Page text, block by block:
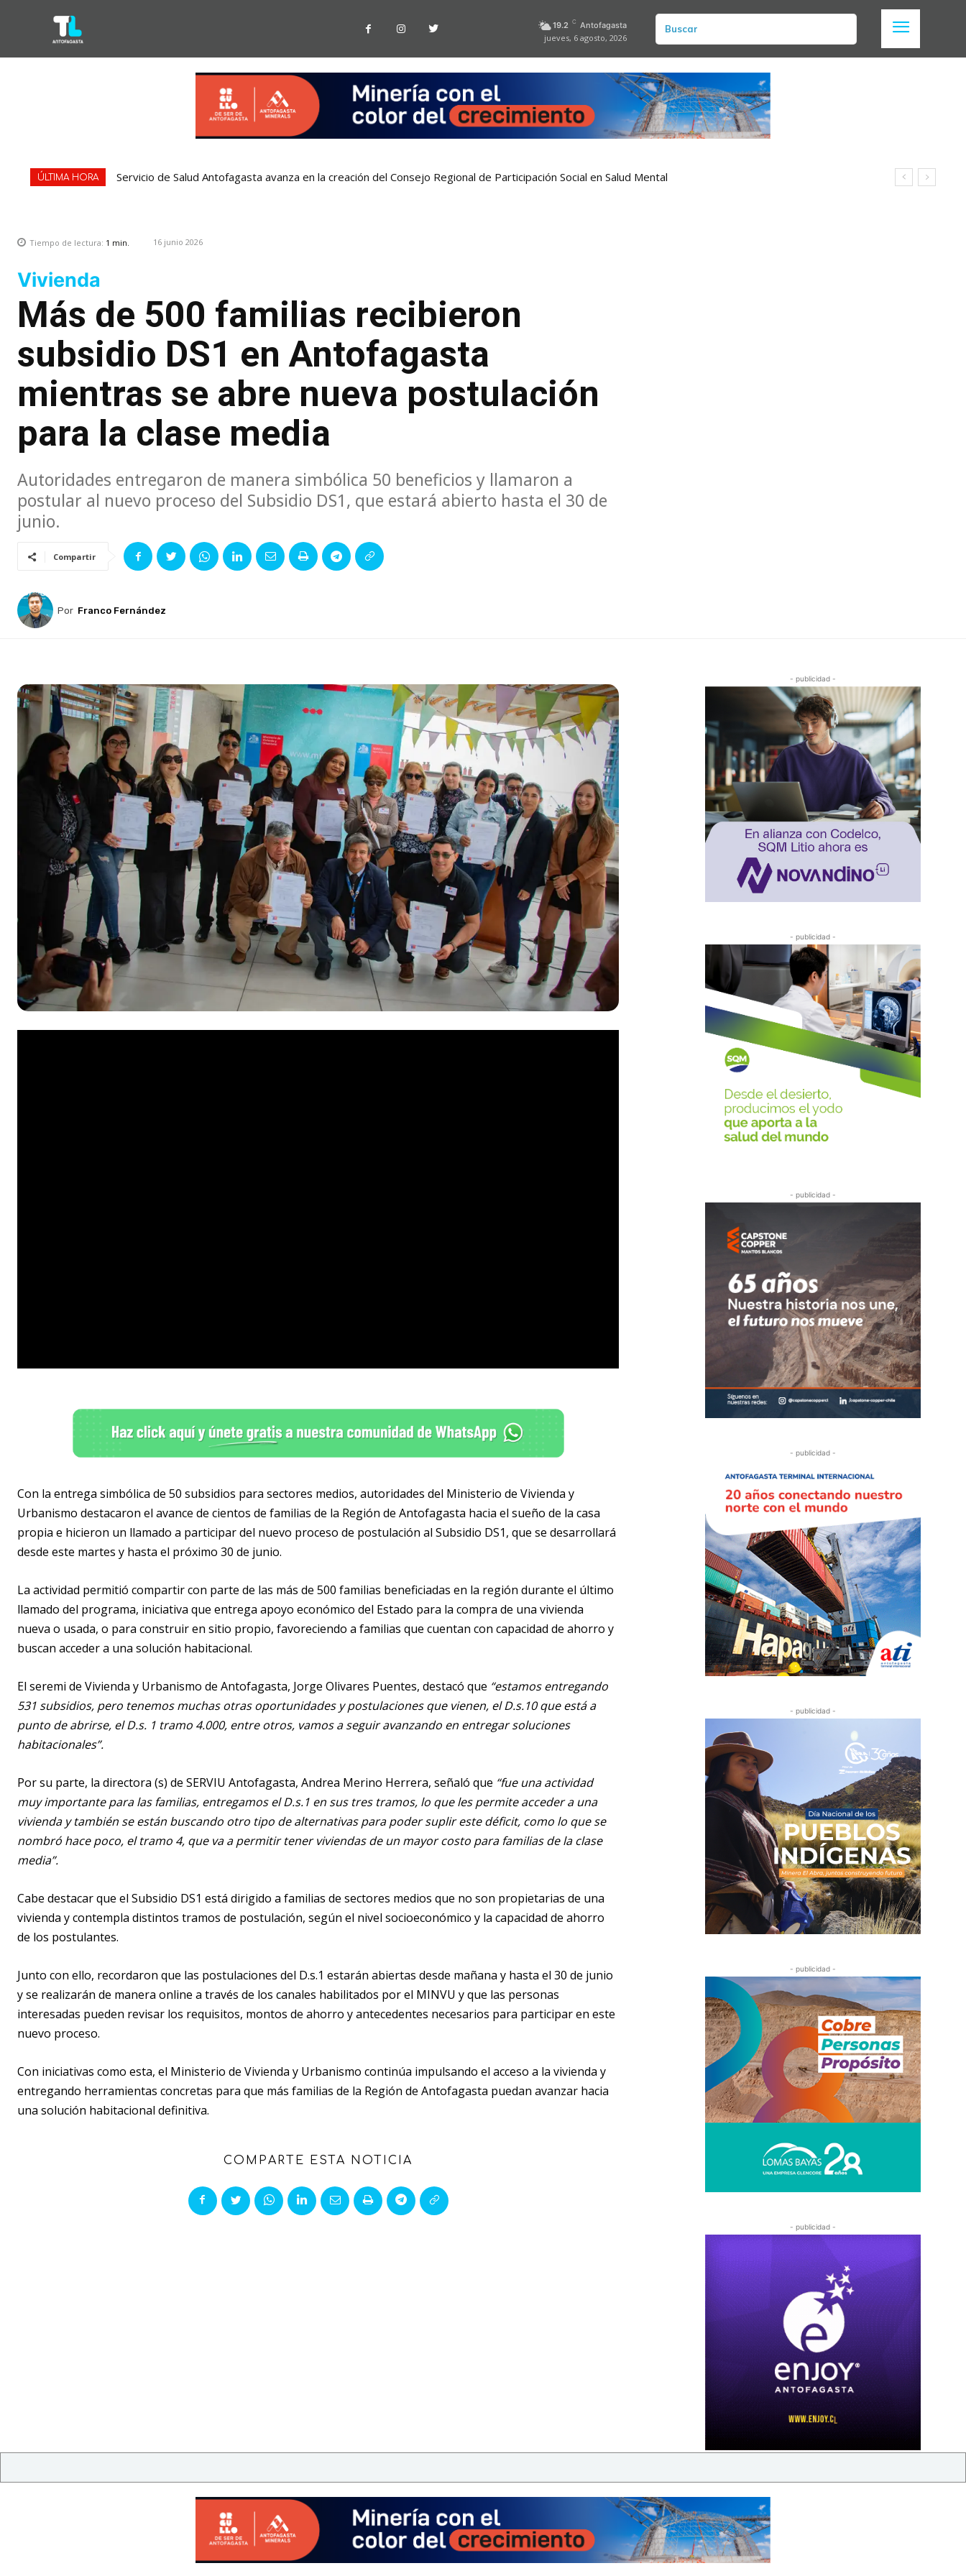
19.2 C Antofagasta
jueves, 6 agosto, 2026
Buscar
ÚLTIMA HORA Servicio de Salud Antofagasta avanza en la creación del Consejo Regional de Participación Social en Salud Mental
Tiempo de lectura: 1 min. 16 junio 2026
Vivienda
Más de 500 familias recibieron
subsidio DS1 en Antofagasta
mientras se abre nueva postulación
para la clase media
Autoridades entregaron de manera simbólica 50 beneficios y llamaron a
postular al nuevo proceso del Subsidio DS1, que estará abierto hasta el 30 de
junio.
Compartir
Por Franco Fernández
Con la entrega simbólica de 50 subsidios para sectores medios, autoridades del Ministerio de Vivienda y
Urbanismo destacaron el avance de cientos de familias de la Región de Antofagasta hacia el sueño de la casa
propia e hicieron un llamado a participar del nuevo proceso de postulación al Subsidio DS1, que se desarrollará
desde este martes y hasta el próximo 30 de junio.
La actividad permitió compartir con parte de las más de 500 familias beneficiadas en la región durante el último
llamado del programa, iniciativa que entrega apoyo económico del Estado para la compra de una vivienda
nueva o usada, o para construir en sitio propio, favoreciendo a familias que cuentan con capacidad de ahorro y
buscan acceder a una solución habitacional.
El seremi de Vivienda y Urbanismo de Antofagasta, Jorge Olivares Puentes, destacó que “estamos entregando
531 subsidios, pero tenemos muchas otras oportunidades y postulaciones que vienen, el D.s.10 que está a
punto de abrirse, el D.s. 1 tramo 4.000, entre otros, vamos a seguir avanzando en entregar soluciones
habitacionales”.
Por su parte, la directora (s) de SERVIU Antofagasta, Andrea Merino Herrera, señaló que “fue una actividad
muy importante para las familias, entregamos el D.s.1 en sus tres tramos, lo que les permite acceder a una
vivienda y también se están buscando otro tipo de alternativas para poder suplir este déficit, como lo que se
nombró hace poco, el tramo 4, que va a permitir tener viviendas de un mayor costo para familias de la clase
media”.
Cabe destacar que el Subsidio DS1 está dirigido a familias de sectores medios que no son propietarias de una
vivienda y contempla distintos tramos de postulación, según el nivel socioeconómico y la capacidad de ahorro
de los postulantes.
Junto con ello, recordaron que las postulaciones del D.s.1 estarán abiertas desde mañana y hasta el 30 de junio
y se realizarán de manera online a través de los canales habilitados por el MINVU y que las personas
interesadas pueden revisar los requisitos, montos de ahorro y antecedentes necesarios para participar en este
nuevo proceso.
Con iniciativas como esta, el Ministerio de Vivienda y Urbanismo continúa impulsando el acceso a la vivienda y
entregando herramientas concretas para que más familias de la Región de Antofagasta puedan avanzar hacia
una solución habitacional definitiva.
COMPARTE ESTA NOTICIA
- publicidad -
- publicidad -
- publicidad -
- publicidad -
- publicidad -
- publicidad -
- publicidad -